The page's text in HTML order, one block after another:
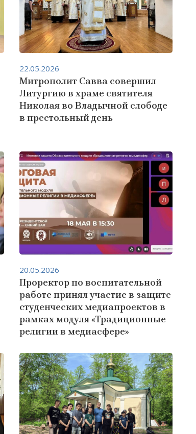
Митрополит Савва совершил
Литургию в храме святителя
Николая во Владычной слободе
в престольный день
22.05.2026
Проректор по воспитательной
работе принял участие в защите
студенческих медиапроектов в
рамках модуля «Традиционные
религии в медиасфере»
20.05.2026